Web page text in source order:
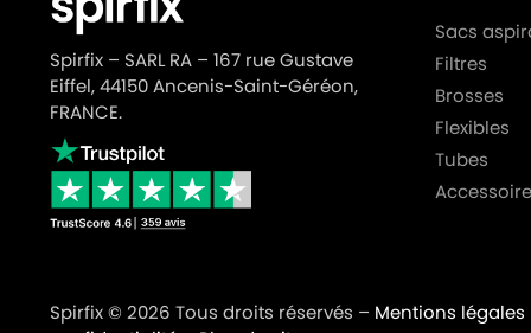
Spirfix – SARL RA – 167 rue Gustave
Eiffel, 44150 Ancenis-Saint-Géréon,
FRANCE.
Sacs
Filtres
Brosses
Flexibles
Tubes
Spirfix © 2026 Tous droits réservés – Mentions légales